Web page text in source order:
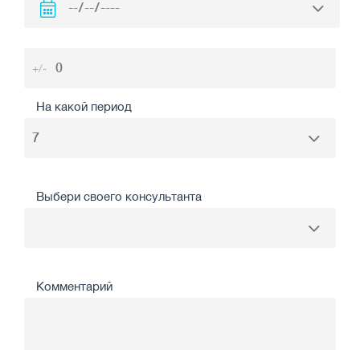
+/-
На какой период
Выбери своего консультанта
Комментарий